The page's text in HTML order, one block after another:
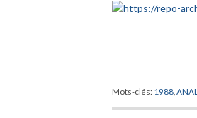
Mots-clés: 1988